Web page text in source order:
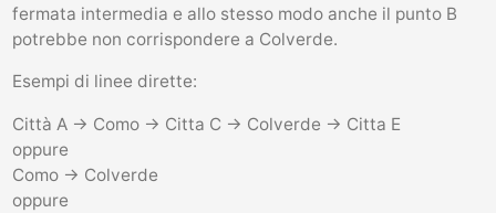
fermata intermedia e allo stesso modo anche il punto B
potrebbe non corrispondere a Colverde.
Esempi di linee dirette:
Città A -> Como -> Citta C -> Colverde -> Citta E
oppure
Como -> Colverde
oppure